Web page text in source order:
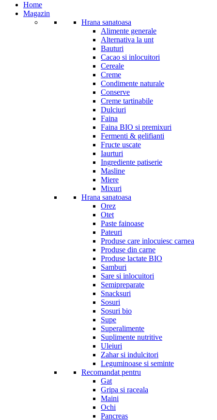
Home
Magazin
Hrana sanatoasa
Alimente generale
Alternativa la unt
Bauturi
Cacao si inlocuitori
Cereale
Creme
Condimente naturale
Conserve
Creme tartinabile
Dulciuri
Faina
Faina BIO si premixuri
Fermenti & gelifianti
Fructe uscate
Iaurturi
Ingrediente patiserie
Masline
Miere
Mixuri
Hrana sanatoasa
Orez
Otet
Paste fainoase
Pateuri
Produse care inlocuiesc carnea
Produse din carne
Produse lactate BIO
Samburi
Sare si inlocuitori
Semipreparate
Snacksuri
Sosuri
Sosuri bio
Supe
Superalimente
Suplimente nutritive
Uleiuri
Zahar si indulcitori
Leguminoase si seminte
Recomandat pentru
Gat
Gripa si raceala
Maini
Ochi
Pancreas